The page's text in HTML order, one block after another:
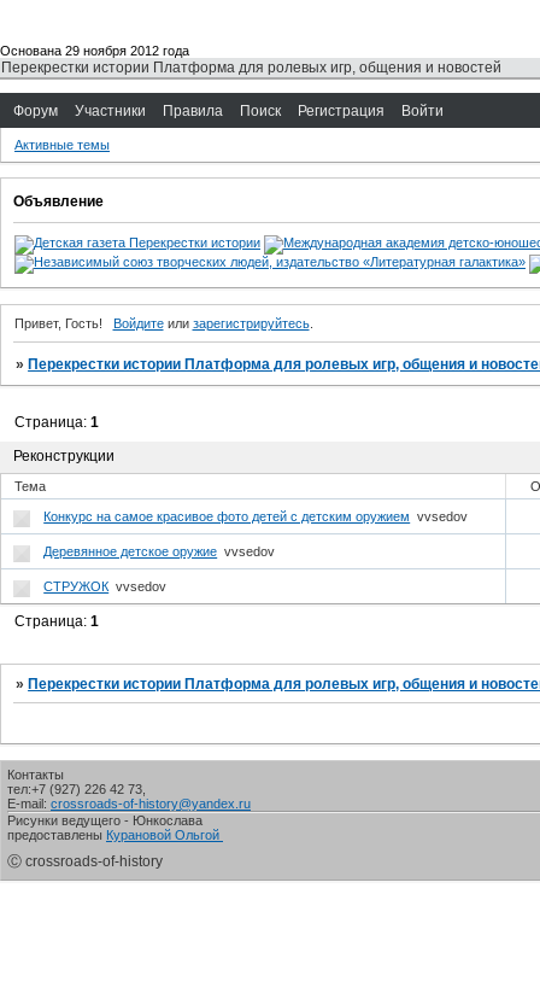
Основана 29 ноября 2012 года
Перекрестки истории Платформа для ролевых игр, общения и новостей
Форум Участники Правила Поиск Регистрация Войти
Активные темы
Объявление
Привет, Гость! Войдитеили зарегистрируйтесь.
» Перекрестки истории Платформа для ролевых игр, общения и
Реконструкции
Страница:1
Тема
Конкурс на самое красивое фото детей с детским оружием vvsedov
Деревянное детское оружие vvsedov
СТРУЖОК vvsedov
Страница:1
» Перекрестки истории Платформа для ролевых игр, общения и
Контакты
тел:+7 (927) 226 42 73,
E-mail: crossroads-of-history@yandex.ru
Рисунки ведущего - Юнкослава
предоставлены Курановой Ольгой
Ⓒ crossroads-of-history